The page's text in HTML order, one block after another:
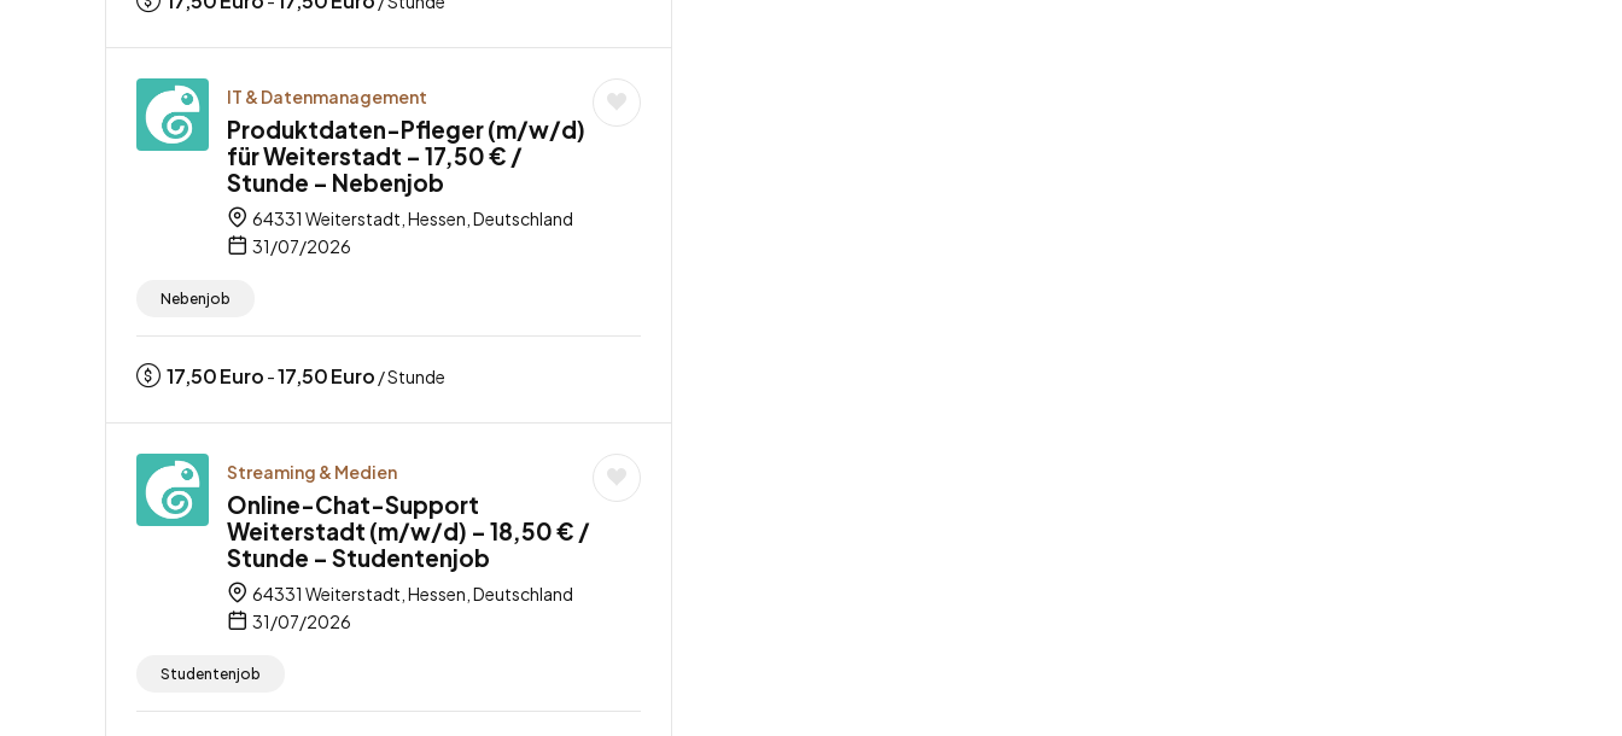
IT & Datenmanagement
Produktdaten-Pfleger (m/w/d)
für Weiterstadt – 17,50 € /
Stunde – Nebenjob
64331 Weiterstadt, Hessen, Deutschland
31/07/2026
Nebenjob
17,50Euro -17,50Euro / Stunde
Streaming & Medien
Online-Chat-Support
Weiterstadt (m/w/d) – 18,50 € /
Stunde – Studentenjob
64331 Weiterstadt, Hessen, Deutschland
31/07/2026
Studentenjob